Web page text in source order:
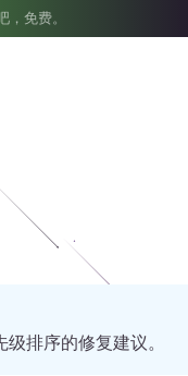
，免费。
排序的修复建议。